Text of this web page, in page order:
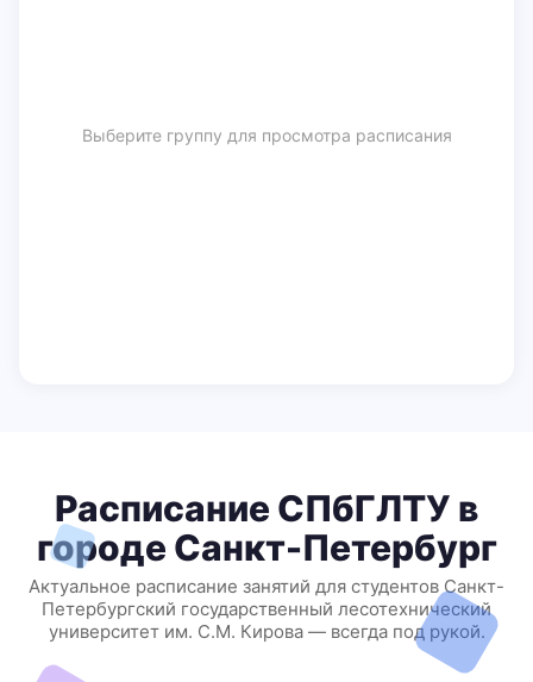
Выберите группу для просмотра расписания
Расписание СПбГЛТУ в
городе Санкт-Петербург
Актуальное расписание занятий для студентов Санкт-
Петербургский государственный лесотехнический
университет им. С.М. Кирова — всегда под рукой.